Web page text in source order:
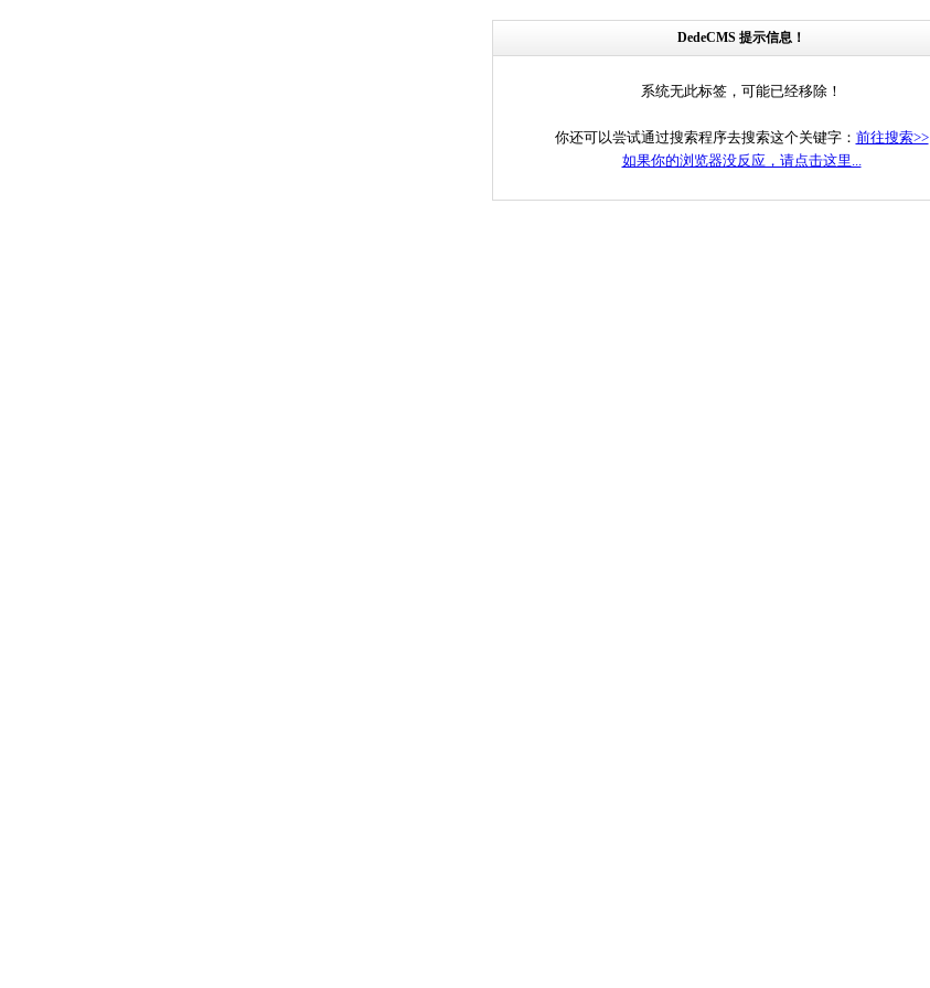
DedeCMS 提示信息！
系统无此标签，可能已经移除！
你还可以尝试通过搜索程序去搜索这个关键字： 前往搜索>>
如果你的浏览器没反应，请点击这里...